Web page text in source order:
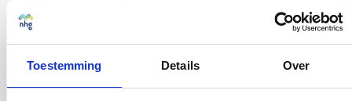
Toestemming Details Over
Hoe wordt de hoogte van de provisie berekend bij
oversluiten van NHG naar NHG?